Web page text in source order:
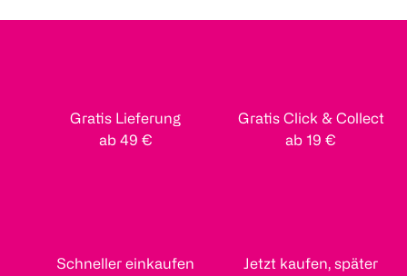
Gratis Lieferung
ab 49 €
Gratis Click & Collect
ab 19 €
Schneller einkaufen
Jetzt kaufen, später